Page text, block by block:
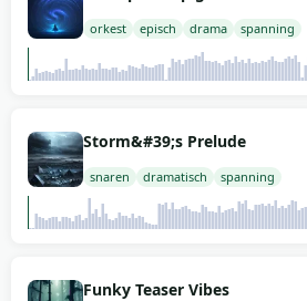
orkest episch drama spanning
Storm&#39;s Prelude
snaren dramatisch spanning
Funky Teaser Vibes